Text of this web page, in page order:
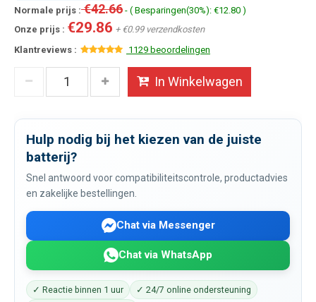
Normale prijs :€42.66 - ( Besparingen(30%): €12.80 )
Onze prijs : €29.86 + €0.99 verzendkosten
Klantreviews :
1129 beoordelingen
In Winkelwagen
Hulp nodig bij het kiezen van de juiste
batterij?
Snel antwoord voor compatibiliteitscontrole, productadvies
en zakelijke bestellingen.
Chat via Messenger
Chat via WhatsApp
✓ Reactie binnen 1 uur
✓ 24/7 online ondersteuning